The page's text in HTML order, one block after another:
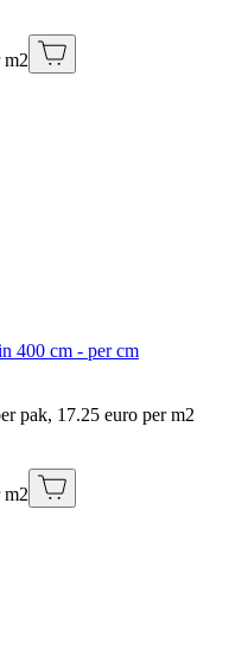
m2
400 cm - per cm
pak, 17.25 euro per m2
m2